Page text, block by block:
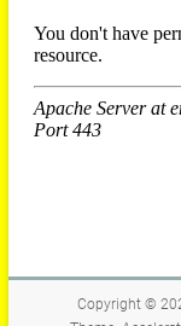
Copyright ©